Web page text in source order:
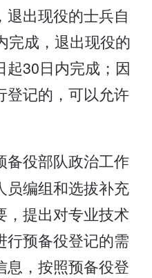
出现役的士兵自
完成，退出现役的
起30日内完成；因
登记的，可以允许
备役部队政治工作
员编组和选拔补充
，提出对专业技术
行预备役登记的需
息，按照预备役登